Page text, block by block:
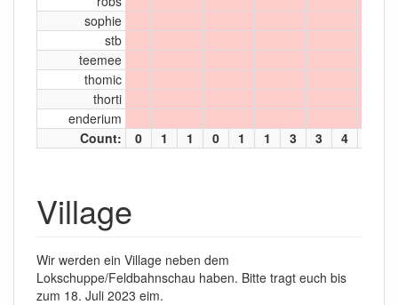
sophie
stb
teemee
thomic
thorti
enderium
Count:
0 1 1 0 1 1 3 3 4
Village
Wir werden ein Village neben dem
Lokschuppe/Feldbahnschau haben. Bitte tragt euch bis
zum 18. Juli 2023 eim.